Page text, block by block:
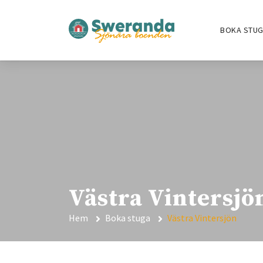
BOKA
Västra
Hem Boka stuga Västra Vintersjön